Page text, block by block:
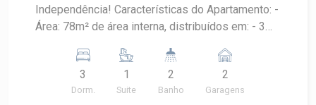
Independência! Características do Apartamento: -
Área: 78m² de área interna, distribuídos em: - 3
estacionamento - Sacada: - Elevador Amenidades
do Prédio: - Rooftop: espaço de lazer com vista
incrível para a cidade, perfeito para relaxar e
3
Dorm.
1
Suite
2
Banho
2
Garagens